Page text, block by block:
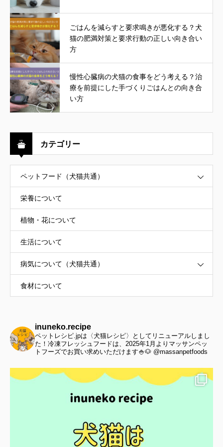
ごはんを減らすと要求鳴きが悪化する？犬
猫の肥満対策と要求行動の正しい向き合い
方
慢性心臓病の犬猫の食事をどう考える？治
療を前提にした手づくりごはんとの向き合
い方
カテゴリー
ペットフード（犬猫共通）
栄養について
植物・花について
生活について
病気について（犬猫共通）
食材について
inuneko.recipe
ペットレシピ.jpは〈犬猫レシピ〉としてリニューアルしまし
た！冷凍フレッシュフードは、2025年1月よりマッサンペッ
トフーズでお買い求めいただけます🍚🐶 @massanpetfoods